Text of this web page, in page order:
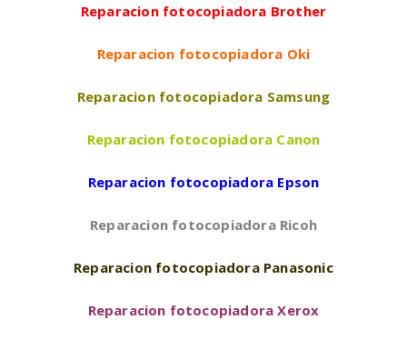
Reparacion fotocopiadora Brother
Reparacion fotocopiadora Oki
Reparacion fotocopiadora Samsung
Reparacion fotocopiadora Canon
Reparacion fotocopiadora Epson
Reparacion fotocopiadora Ricoh
Reparacion fotocopiadora Panasonic
Reparacion fotocopiadora Xerox